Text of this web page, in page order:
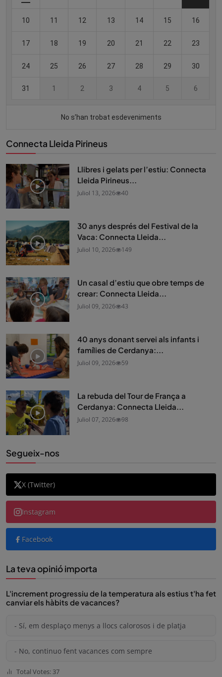
Connecta Lleida Pirineus
Llibres i gelats per l’estiu: Connecta
Lleida Pirineus...
Juliol 13, 2026 40
30 anys després del Festival de la
Vaca: Connecta Lleida...
Juliol 10, 2026 149
Un casal d’estiu que obre temps de
crear: Connecta Lleida...
Juliol 09, 2026 43
40 anys donant servei als infants i
famílies de Cerdanya:...
Juliol 09, 2026 59
La rebuda del Tour de França a
Cerdanya: Connecta Lleida...
Juliol 07, 2026 98
Segueix-nos
X (Twitter)
Instagram
Facebook
La teva opinió importa
L'increment progressiu de la temperatura als estius t'ha fet
canviar els hàbits de vacances?
- Sí, em desplaço menys a llocs calorosos i de platja
- No, continuo fent vacances com sempre
Total Votes: 37